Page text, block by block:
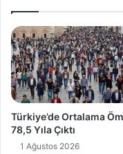
Türkiye’de Ortalama
78,5 Yıla Çıktı
1 Ağustos 2026